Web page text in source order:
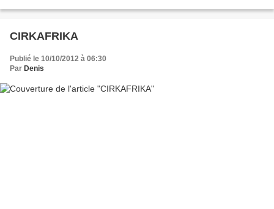
CIRKAFRIKA
Publié le 10/10/2012 à 06:30
Par Denis